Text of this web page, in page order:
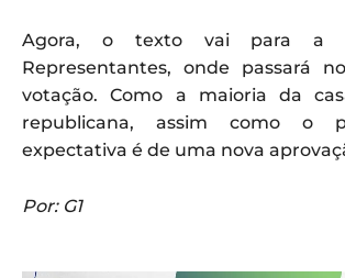
Agora, o texto vai para a
Representantes, onde passará
votação. Como a maioria da
republicana, assim como o
expectativa é de uma nova
Por: G1